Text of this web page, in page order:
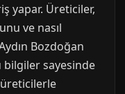
yapar. Üreticiler,
ve nasıl
Bozdoğan
bilgiler sayesinde